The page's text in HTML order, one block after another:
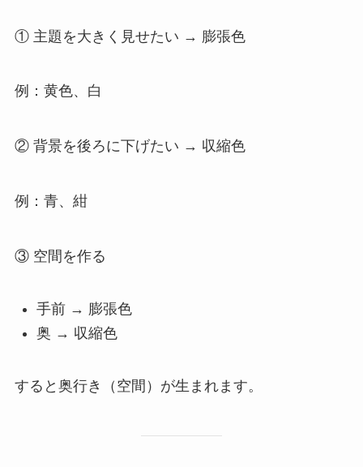
① 主題を大きく見せたい → 膨張色
例：黄色、白
② 背景を後ろに下げたい → 収縮色
例：青、紺
③ 空間を作る
手前 → 膨張色
奥 → 収縮色
すると奥行き（空間）が生まれます。